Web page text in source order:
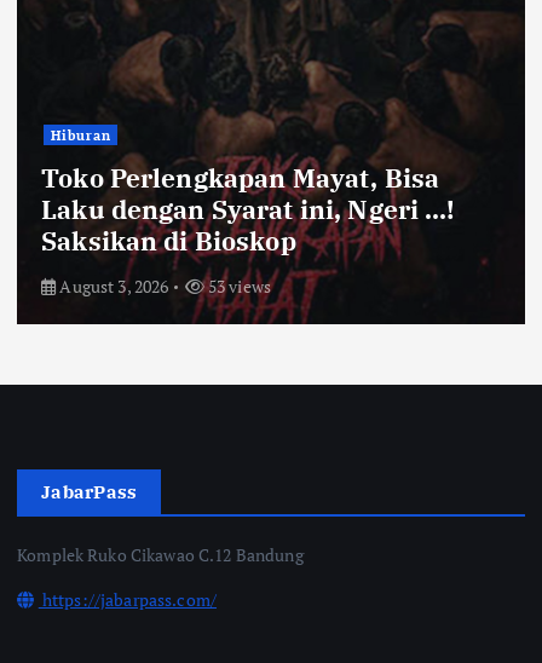
Bandung Raya
Farhan Pastikan Pasokan Pangan
Kota Bandung Aman Meski Harga
Ayam dan Timun Naik
July 31, 2026 57 views
JabarPass
Komplek Ruko Cikawao C.12 Bandung
https://jabarpass.com/